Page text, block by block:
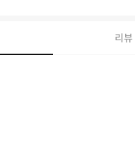
리뷰